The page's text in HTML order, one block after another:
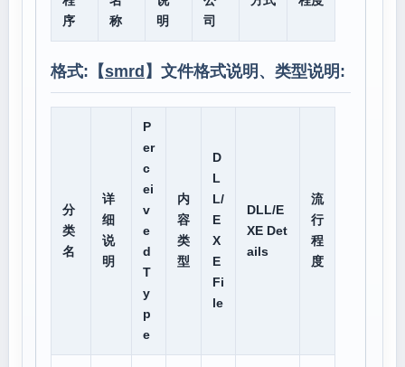
序
称
明
司
格式:【smrd 】文件格式说明、类型说明:
分
类
名
详
细
说
明
P
er
c
ei
v
e
d
T
y
p
e
内
容
类
型
D
L
L/
E
X
E
Fi
le
DLL/E
XE Det
ails
流
行
程
度